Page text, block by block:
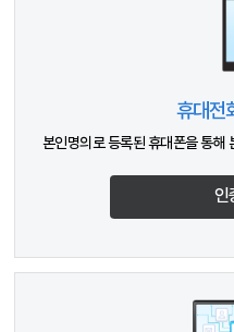
휴대전
본인명의로 등록된 휴대폰을 통해
인